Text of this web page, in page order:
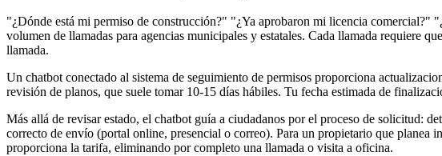
"¿Dónde está mi permiso de construcción?" "¿Ya aprobaron mi licencia comercial?"
volumen de llamadas para agencias municipales y estatales. Cada llamada requiere
llamada.
Un chatbot conectado al sistema de seguimiento de permisos proporciona
revisión de planos, que suele tomar 10-15 días hábiles. Tu fecha estimada de
Más allá de revisar estado, el chatbot guía a ciudadanos por el proceso de solicitud:
correcto de envío (portal online, presencial o correo). Para un propietario que planea
proporciona la tarifa, eliminando por completo una llamada o visita a oficina.